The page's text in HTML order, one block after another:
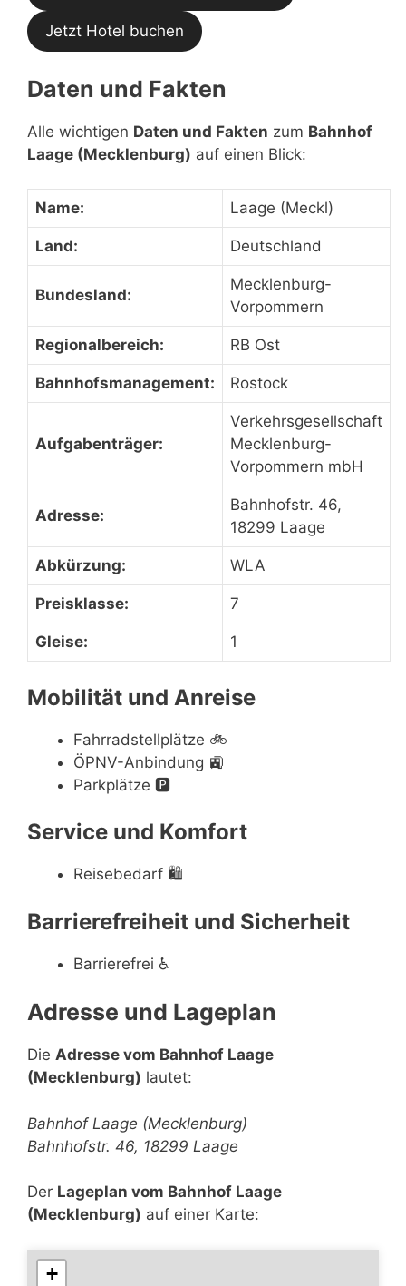
Jetzt Hotel buchen
Daten und Fakten
Alle wichtigen Daten und Fakten zum Bahnhof
Laage (Mecklenburg) auf einen Blick:
Name: Laage (Meckl)
Land: Deutschland
Bundesland:
Mecklenburg-
Vorpommern
Regionalbereich: RB Ost
Bahnhofsmanagement: Rostock
Aufgabenträger:
Verkehrsgesellschaft
Mecklenburg-
Vorpommern mbH
Adresse:
Bahnhofstr. 46,
18299 Laage
Abkürzung: WLA
Preisklasse: 7
Gleise: 1
Mobilität und Anreise
Fahrradstellplätze 🚲
ÖPNV-Anbindung 🚉
Parkplätze 🅿️
Service und Komfort
Reisebedarf 🛍
Barrierefreiheit und Sicherheit
Barrierefrei ♿
Adresse und Lageplan
Die Adresse vom Bahnhof Laage
(Mecklenburg) lautet:
Bahnhof Laage (Mecklenburg)
Bahnhofstr. 46, 18299 Laage
Der Lageplan vom Bahnhof Laage
(Mecklenburg) auf einer Karte:
+